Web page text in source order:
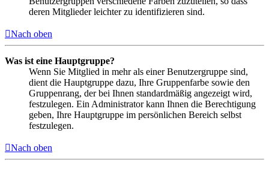
deren Mitglieder leichter zu identifizieren sind.
Nach oben
Was ist eine Hauptgruppe?
Wenn Sie Mitglied in mehr als einer Benutzergruppe sind,
dient die Hauptgruppe dazu, Ihre Gruppenfarbe sowie den
Gruppenrang, der bei Ihnen standardmäßig angezeigt wird,
festzulegen. Ein Administrator kann Ihnen die Berechtigung
geben, Ihre Hauptgruppe im persönlichen Bereich selbst
festzulegen.
Nach oben